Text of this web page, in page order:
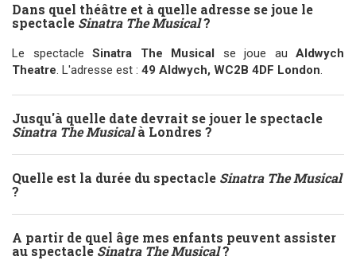
Dans quel théâtre et à quelle adresse se joue le
spectacle Sinatra The Musical?
Le spectacle Sinatra The Musical se joue au Aldwych
Theatre. L'adresse est : 49 Aldwych, WC2B 4DF London.
Jusqu'à quelle date devrait se jouer le spectacle
Sinatra The Musicalà Londres ?
Quelle est la durée du spectacle Sinatra The Musical
?
A partir de quel âge mes enfants peuvent assister
au spectacle Sinatra The Musical?